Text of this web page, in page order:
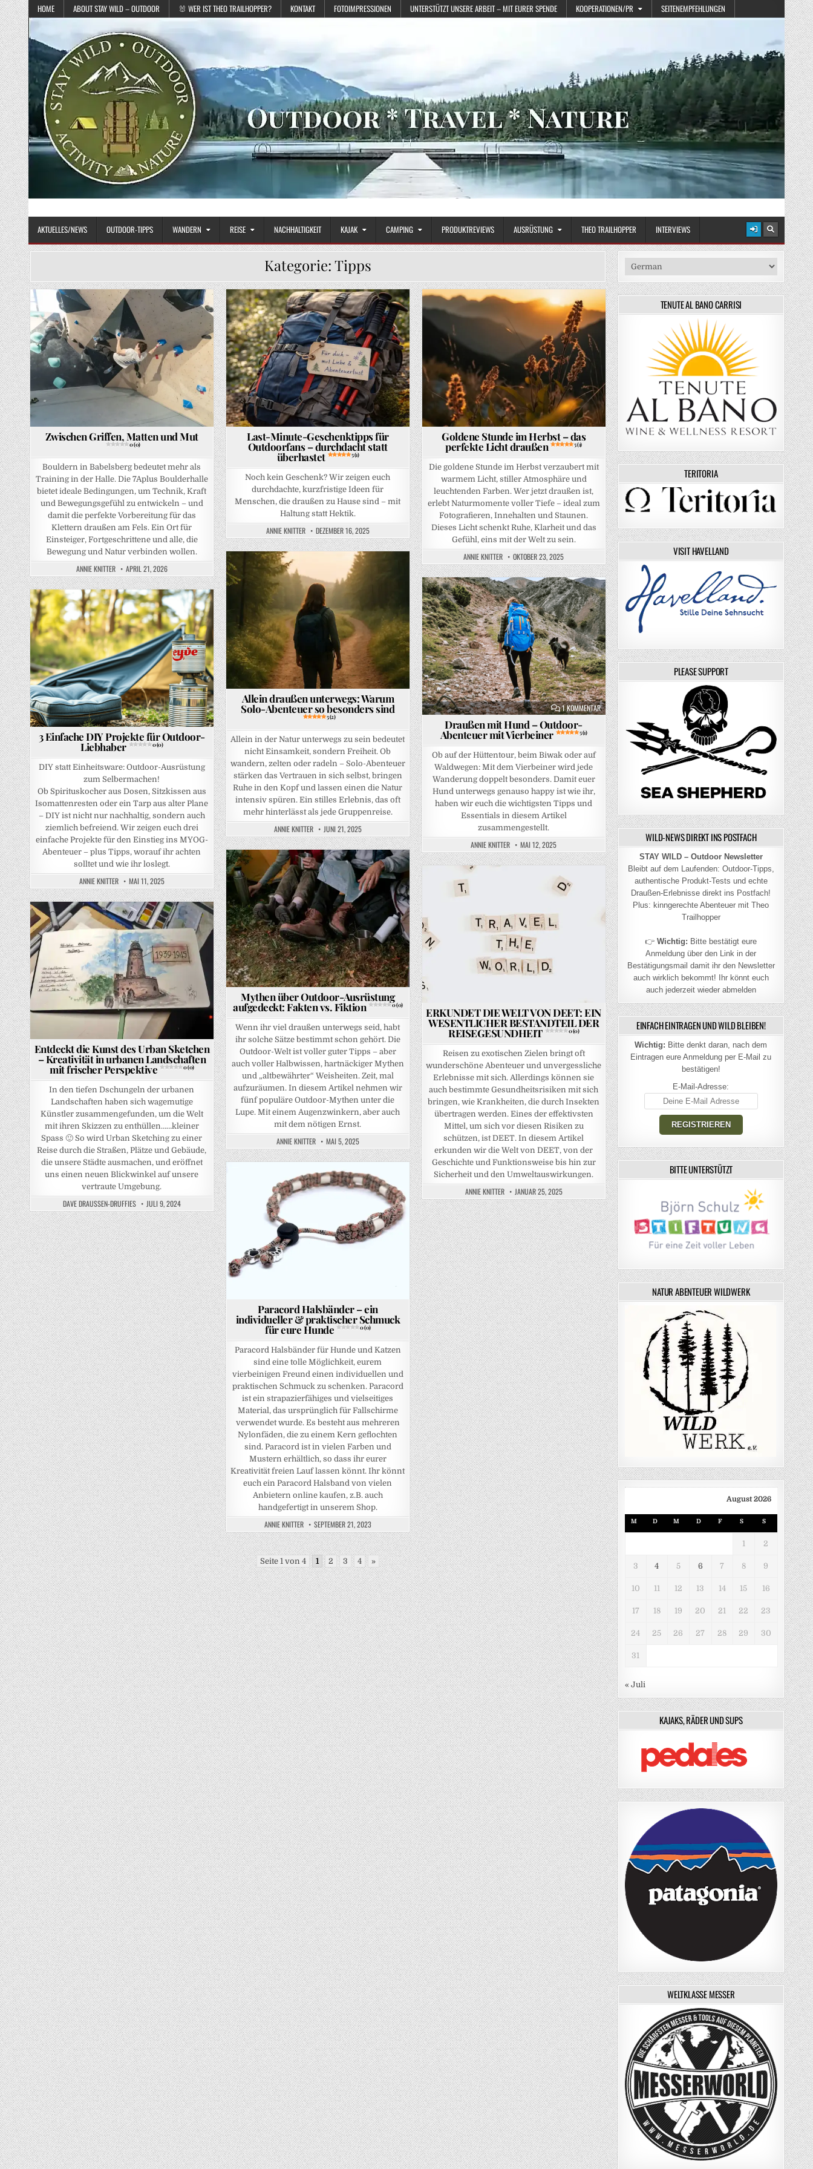
Skip to content
HOME ABOUT STAY WILD – OUTDOOR 🐰 WER IST THEO TRAILHOPPER? KONTAKT FOTOIMPRESSIONEN UNTERSTÜTZT UNSERE ARBEIT – MIT EURER SPENDE KOOPERATIONEN/PR SEITENEMPFEHLUNGEN
STAY WILD – OUTDOOR
AKTUELLES/NEWS OUTDOOR-TIPPS WANDERN REISE NACHHALTIGKEIT KAJAK CAMPING PRODUKTREVIEWS AUSRÜSTUNG THEO TRAILHOPPER INTERVIEWS
Kategorie:Tipps
Posted in
Zwischen Griffen, Matten und Mut
0 (0)
Bouldern in Babelsberg bedeutet mehr als
Training in der Halle. Die 7Aplus Boulderhalle
bietet ideale Bedingungen, um Technik, Kraft
und Bewegungsgefühl zu entwickeln – und
damit die perfekte Vorbereitung für das
Klettern draußen am Fels. Ein Ort für
Einsteiger, Fortgeschrittene und alle, die
Bewegung und Natur verbinden wollen.
ANNIE KNITTER APRIL 21, 2026
Posted in
Last-Minute-Geschenktipps für
Outdoorfans – durchdacht statt
überhastet 5 (1)
Noch kein Geschenk? Wir zeigen euch
durchdachte, kurzfristige Ideen für
Menschen, die draußen zu Hause sind – mit
Haltung statt Hektik.
ANNIE KNITTER DEZEMBER 16, 2025
Posted in
Goldene Stunde im Herbst – das
perfekte Licht draußen 5 (1)
Die goldene Stunde im Herbst verzaubert mit
warmem Licht, stiller Atmosphäre und
leuchtenden Farben. Wer jetzt draußen ist,
erlebt Naturmomente voller Tiefe – ideal zum
Fotografieren, Innehalten und Staunen.
Dieses Licht schenkt Ruhe, Klarheit und das
Gefühl, eins mit der Welt zu sein.
ANNIE KNITTER OKTOBER 23, 2025
Posted in
Allein draußen unterwegs: Warum
Solo-Abenteuer so besonders sind
5 (2)
Allein in der Natur unterwegs zu sein bedeutet
nicht Einsamkeit, sondern Freiheit. Ob
wandern, zelten oder radeln – Solo-Abenteuer
stärken das Vertrauen in sich selbst, bringen
Ruhe in den Kopf und lassen einen die Natur
intensiv spüren. Ein stilles Erlebnis, das oft
mehr hinterlässt als jede Gruppenreise.
ANNIE KNITTER JUNI 21, 2025
1 KOMMENTARZU DRAUSSEN MIT HUND – OUTDOOR-ABENTEUER MIT VIERBEINER 5
Posted in
Draußen mit Hund – Outdoor-
Abenteuer mit Vierbeiner 5 (1)
Ob auf der Hüttentour, beim Biwak oder auf
Waldwegen: Mit dem Vierbeiner wird jede
Wanderung doppelt besonders. Damit euer
Hund unterwegs genauso happy ist wie ihr,
haben wir euch die wichtigsten Tipps und
Essentials in diesem Artikel
zusammengestellt.
ANNIE KNITTER MAI 12, 2025
Posted in
3 Einfache DIY Projekte für Outdoor-
Liebhaber 0 (0)
DIY statt Einheitsware: Outdoor-Ausrüstung
zum Selbermachen!
Ob Spirituskocher aus Dosen, Sitzkissen aus
Isomattenresten oder ein Tarp aus alter Plane
– DIY ist nicht nur nachhaltig, sondern auch
ziemlich befreiend. Wir zeigen euch drei
einfache Projekte für den Einstieg ins MYOG-
Abenteuer – plus Tipps, worauf ihr achten
solltet und wie ihr loslegt.
ANNIE KNITTER MAI 11, 2025 Posted in
Mythen über Outdoor-Ausrüstung
aufgedeckt: Fakten vs. Fiktion 0 (0)
Wenn ihr viel draußen unterwegs seid, habt
ihr solche Sätze bestimmt schon gehört. Die
Outdoor-Welt ist voller guter Tipps – aber
auch voller Halbwissen, hartnäckiger Mythen
und „altbewährter“ Weisheiten. Zeit, mal
aufzuräumen. In diesem Artikel nehmen wir
fünf populäre Outdoor-Mythen unter die
Lupe. Mit einem Augenzwinkern, aber auch
mit dem nötigen Ernst.
ANNIE KNITTER MAI 5, 2025
Posted in
ERKUNDET DIE WELT VON DEET: EIN
WESENTLICHER BESTANDTEIL DER
REISEGESUNDHEIT 0 (0)
Reisen zu exotischen Zielen bringt oft
wunderschöne Abenteuer und unvergessliche
Erlebnisse mit sich. Allerdings können sie
auch bestimmte Gesundheitsrisiken mit sich
bringen, wie Krankheiten, die durch Insekten
übertragen werden. Eines der effektivsten
Mittel, um sich vor diesen Risiken zu
schützen, ist DEET. In diesem Artikel
erkunden wir die Welt von DEET, von der
Geschichte und Funktionsweise bis hin zur
Sicherheit und den Umweltauswirkungen.
ANNIE KNITTER JANUAR 25, 2025
Posted in
Entdeckt die Kunst des Urban Sketchen
– Kreativität in urbanen Landschaften
mit frischer Perspektive 0 (0)
In den tiefen Dschungeln der urbanen
Landschaften haben sich wagemutige
Künstler zusammengefunden, um die Welt
mit ihren Skizzen zu enthüllen……kleiner
Spass 🙂 So wird Urban Sketching zu einer
Reise durch die Straßen, Plätze und Gebäude,
die unsere Städte ausmachen, und eröffnet
uns einen neuen Blickwinkel auf unsere
vertraute Umgebung.
DAVE DRAUSSEN-DRUFFIES JULI 9, 2024
Posted in
Paracord Halsbänder – ein
individueller & praktischer Schmuck
für eure Hunde 0 (0)
Paracord Halsbänder für Hunde und Katzen
sind eine tolle Möglichkeit, eurem
vierbeinigen Freund einen individuellen und
praktischen Schmuck zu schenken. Paracord
ist ein strapazierfähiges und vielseitiges
Material, das ursprünglich für Fallschirme
verwendet wurde. Es besteht aus mehreren
Nylonfäden, die zu einem Kern geflochten
sind. Paracord ist in vielen Farben und
Mustern erhältlich, so dass ihr eurer
Kreativität freien Lauf lassen könnt. Ihr könnt
euch ein Paracord Halsband von vielen
Anbietern online kaufen, z.B. auch
handgefertigt in unserem Shop.
ANNIE KNITTER SEPTEMBER 21, 2023
Seite 1 von 4 1 2 3 4 »
TENUTE AL BANO CARRISI
TERITORIA
VISIT HAVELLAND
PLEASE SUPPORT
WILD-NEWS DIREKT INS POSTFACH
STAY WILD – Outdoor Newsletter
Bleibt auf dem Laufenden: Outdoor-Tipps,
authentische Produkt-Tests und echte
Draußen-Erlebnisse direkt ins Postfach!
Plus: kinngerechte Abenteuer mit Theo
Trailhopper
👉Wichtig: Bitte bestätigt eure
Anmeldung über den Link in der
Bestätigungsmail damit ihr den Newsletter
auch wirklich bekommt! Ihr könnt euch
auch jederzeit wieder abmelden
EINFACH EINTRAGEN UND WILD BLEIBEN!
Wichtig: Bitte denkt daran, nach dem
Eintragen eure Anmeldung per E-Mail zu
bestätigen!
E-Mail-Adresse:
BITTE UNTERSTÜTZT
NATUR ABENTEUER WILDWERK
August 2026
M D M D F S S
1 2
3 4 5 6 7 8 9
10 11 12 13 14 15 16
17 18 19 20 21 22 23
24 25 26 27 28 29 30
31
« Juli
KAJAKS, RÄDER UND SUPS
WELTKLASSE MESSER